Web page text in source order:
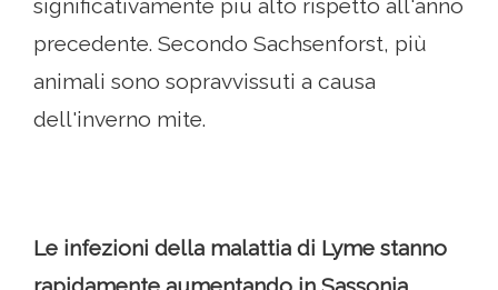
significativamente più alto rispetto all'anno
precedente. Secondo Sachsenforst, più
animali sono sopravvissuti a causa
dell'inverno mite.
Le infezioni della malattia di Lyme stanno